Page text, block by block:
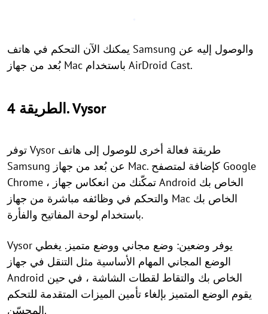
يمكنك الآن التحكم في هاتف Samsung والوصول إليه عن
بُعد من جهاز Mac باستخدام AirDroid Cast.
الطريقة 4. Vysor
توفر Vysor طريقة فعالة أخرى للوصول إلى هاتف
Samsung عن بُعد من جهاز Mac. كإضافة لمتصفح Google
Chrome ، تمكّنك من انعكاس جهاز Android الخاص بك
والتحكم في وظائفه مباشرة من جهاز Mac الخاص بك
باستخدام لوحة المفاتيح والفأرة.
Vysor يوفر وضعين: وضع مجاني ووضع متميز. يغطي
الوضع المجاني المهام الأساسية مثل التنقل في جهاز
Android الخاص بك والتقاط لقطات الشاشة ، في حين
يقوم الوضع المتميز بإلغاء تأمين الميزات المتقدمة للتحكم
المحسّن.